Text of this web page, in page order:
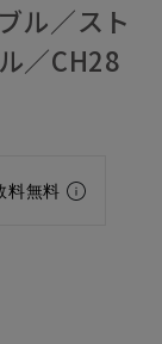
ル／スト
／CH28
料無料